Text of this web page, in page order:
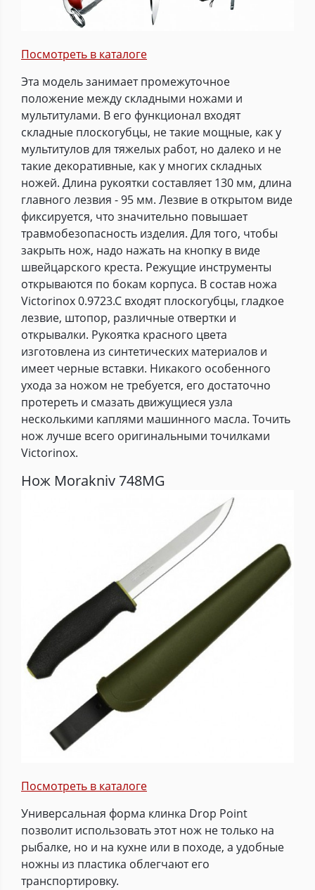
Посмотреть в каталоге
Эта модель занимает промежуточное
положение между складными ножами и
мультитулами. В его функционал входят
складные плоскогубцы, не такие мощные, как у
мультитулов для тяжелых работ, но далеко и не
такие декоративные, как у многих складных
ножей. Длина рукоятки составляет 130 мм, длина
главного лезвия - 95 мм. Лезвие в открытом виде
фиксируется, что значительно повышает
травмобезопасность изделия. Для того, чтобы
закрыть нож, надо нажать на кнопку в виде
швейцарского креста. Режущие инструменты
открываются по бокам корпуса. В состав ножа
Victorinox 0.9723.C входят плоскогубцы, гладкое
лезвие, штопор, различные отвертки и
открывалки. Рукоятка красного цвета
изготовлена из синтетических материалов и
имеет черные вставки. Никакого особенного
ухода за ножом не требуется, его достаточно
протереть и смазать движущиеся узла
несколькими каплями машинного масла. Точить
нож лучше всего оригинальными точилками
Victorinox.
Нож Morakniv 748MG
Посмотреть в каталоге
Универсальная форма клинка Drop Point
позволит использовать этот нож не только на
рыбалке, но и на кухне или в походе, а удобные
ножны из пластика облегчают его
транспортировку.